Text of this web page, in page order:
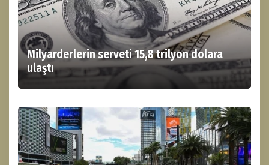
Milyarderlerin serveti 15,8 trilyon dolara
ulaştı